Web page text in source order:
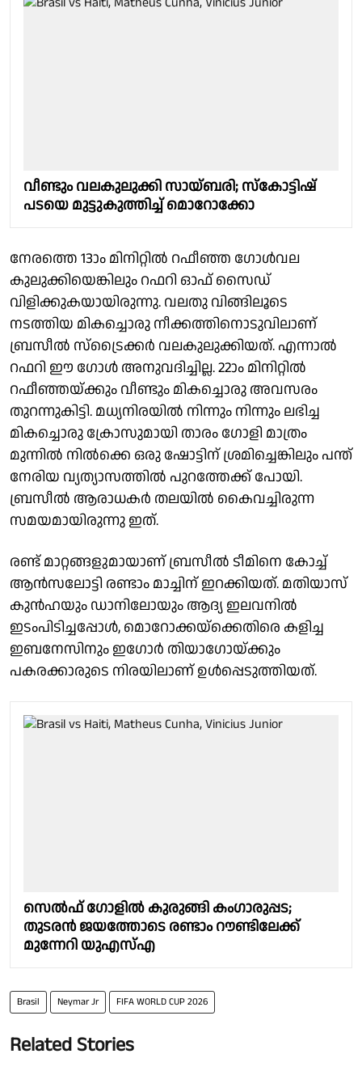
വീണ്ടും വലകുലുക്കി സായ്ബരി; സ്കോട്ടിഷ്
പടയെ മുട്ടുകുത്തിച്ച് മൊറോക്കോ
നേരത്തെ 13ാം മിനിറ്റിൽ റഫീഞ്ഞ ഗോൾവല
കുലുക്കിയെങ്കിലും റഫറി ഓഫ് സൈഡ്
വിളിക്കുകയായിരുന്നു. വലതു വിങ്ങിലൂടെ
നടത്തിയ മികച്ചൊരു നീക്കത്തിനൊടുവിലാണ്
ബ്രസീൽ സ്ട്രൈക്കർ വലകുലുക്കിയത്. എന്നാൽ
റഫറി ഈ ഗോൾ അനുവദിച്ചില്ല. 22ാം മിനിറ്റിൽ
റഫീഞ്ഞയ്ക്കും വീണ്ടും മികച്ചൊരു അവസരം
തുറന്നുകിട്ടി. മധ്യനിരയിൽ നിന്നും നിന്നും ലഭിച്ച
മികച്ചൊരു ക്രോസുമായി താരം ഗോളി മാത്രം
മുന്നിൽ നിൽക്കെ ഒരു ഷോട്ടിന് ശ്രമിച്ചെങ്കിലും പന്ത്
നേരിയ വ്യത്യാസത്തിൽ പുറത്തേക്ക് പോയി.
ബ്രസീൽ ആരാധകർ തലയിൽ കൈവച്ചിരുന്ന
സമയമായിരുന്നു ഇത്.
രണ്ട് മാറ്റങ്ങളുമായാണ് ബ്രസീൽ ടീമിനെ കോച്ച്
ആൻസലോട്ടി രണ്ടാം മാച്ചിന് ഇറക്കിയത്. മതിയാസ്
കുൻഹയും ഡാനിലോയും ആദ്യ ഇലവനിൽ
ഇടംപിടിച്ചപ്പോൾ, മൊറോക്കയ്‌ക്കെതിരെ കളിച്ച
ഇബനേസിനും ഇഗോർ തിയാഗോയ്ക്കും
പകരക്കാരുടെ നിരയിലാണ് ഉൾപ്പെടുത്തിയത്.
സെൽഫ് ഗോളിൽ കുരുങ്ങി കംഗാരുപ്പട;
തുടരൻ ജയത്തോടെ രണ്ടാം റൗണ്ടിലേക്ക്
മുന്നേറി യുഎസ്എ
Brasil Neymar Jr FIFA WORLD CUP 2026
Related Stories